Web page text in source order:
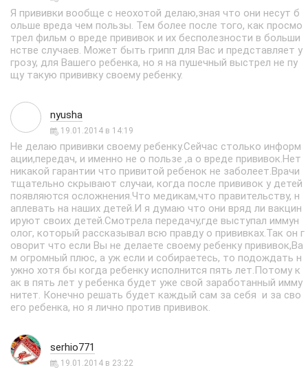
Я прививки вообще с неохотой делаю,зная что они несут б
ольше вреда чем пользы. Тем более после того, как просмо
трел фильм о вреде прививок и их бесполезности в больши
нстве случаев. Может быть грипп для Вас и представляет у
грозу, для Вашего ребенка, но я на пушечный выстрел не пу
щу такую прививку своему ребенку.
nyusha
19.01.2014 в 14:19
Не делаю прививки своему ребенку.Сейчас столько информ
ации,передач, и именно не о пользе ,а о вреде прививок.Нет
никакой гарантии что привитой ребенок не заболеет.Врачи
тщательно скрывают случаи, когда после прививок у детей
появляются осложнения.Что медикам,что правительству, н
аплевать на наших детей.И я думаю что они вряд ли вакцин
ируют своих детей.Смотрела передачу,где выступал иммун
олог, который рассказывал всю правду о прививках.Так он г
оворит что если Вы не делаете своему ребенку прививок,Ва
м огромный плюс, а уж если и собираетесь, то подождать н
ужно хотя бы когда ребенку исполнится пять лет.Потому к
ак в пять лет у ребенка будет уже свой заработанный имму
нитет. Конечно решать будет каждый сам за себя и за сво
его ребенка, но я лично против прививок.
serhio771
19.01.2014 в 23:22